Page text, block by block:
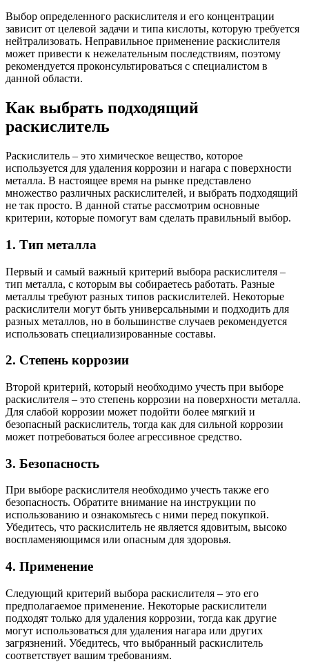
Выбор определенного раскислителя и его концентрации
зависит от целевой задачи и типа кислоты, которую требуется
нейтрализовать. Неправильное применение раскислителя
может привести к нежелательным последствиям, поэтому
рекомендуется проконсультироваться с специалистом в
данной области.
Как выбрать подходящий
раскислитель
Раскислитель – это химическое вещество, которое
используется для удаления коррозии и нагара с поверхности
металла. В настоящее время на рынке представлено
множество различных раскислителей, и выбрать подходящий
не так просто. В данной статье рассмотрим основные
критерии, которые помогут вам сделать правильный выбор.
1. Тип металла
Первый и самый важный критерий выбора раскислителя –
тип металла, с которым вы собираетесь работать. Разные
металлы требуют разных типов раскислителей. Некоторые
раскислители могут быть универсальными и подходить для
разных металлов, но в большинстве случаев рекомендуется
использовать специализированные составы.
2. Степень коррозии
Второй критерий, который необходимо учесть при выборе
раскислителя – это степень коррозии на поверхности металла.
Для слабой коррозии может подойти более мягкий и
безопасный раскислитель, тогда как для сильной коррозии
может потребоваться более агрессивное средство.
3. Безопасность
При выборе раскислителя необходимо учесть также его
безопасность. Обратите внимание на инструкции по
использованию и ознакомьтесь с ними перед покупкой.
Убедитесь, что раскислитель не является ядовитым, высоко
воспламеняющимся или опасным для здоровья.
4. Применение
Следующий критерий выбора раскислителя – это его
предполагаемое применение. Некоторые раскислители
подходят только для удаления коррозии, тогда как другие
могут использоваться для удаления нагара или других
загрязнений. Убедитесь, что выбранный раскислитель
соответствует вашим требованиям.